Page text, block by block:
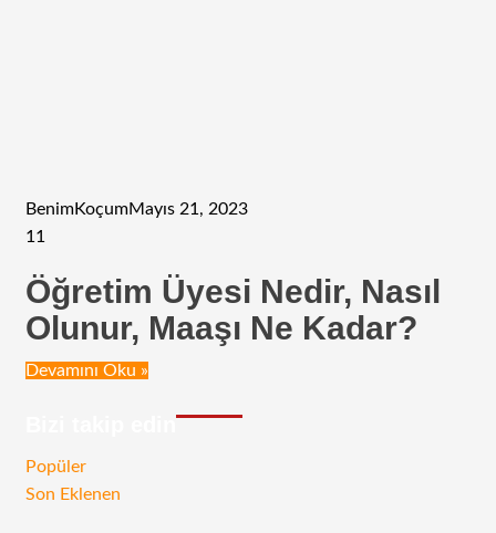
BenimKoçumMayıs 21, 2023
11
Öğretim Üyesi Nedir, Nasıl
Olunur, Maaşı Ne Kadar?
Devamını Oku »
Popüler
Son Eklenen